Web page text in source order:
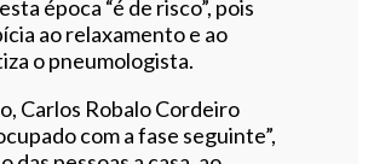
época “é de risco”, pois
ao relaxamento e ao
o pneumologista.
Carlos Robalo Cordeiro
com a fase seguinte”,